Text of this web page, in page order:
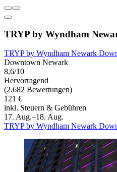
TRYP by Wyndham
TRYP by Wyndham Newark
Downtown Newark
8,6/10
Hervorragend
(2.682 Bewertungen)
121 €
inkl. Steuern & Gebühren
17. Aug.–18. Aug.
TRYP by Wyndham Newark